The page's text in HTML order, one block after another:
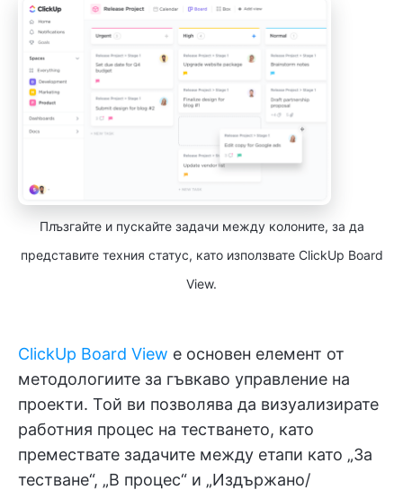
Плъзгайте и пускайте задачи между колоните, за да
представите техния статус, като използвате ClickUp Board
View.
ClickUp Board View е основен елемент от
методологиите за гъвкаво управление на
проекти. Той ви позволява да визуализирате
работния процес на тестването, като
премествате задачите между етапи като „За
тестване“, „В процес“ и „Издържано/